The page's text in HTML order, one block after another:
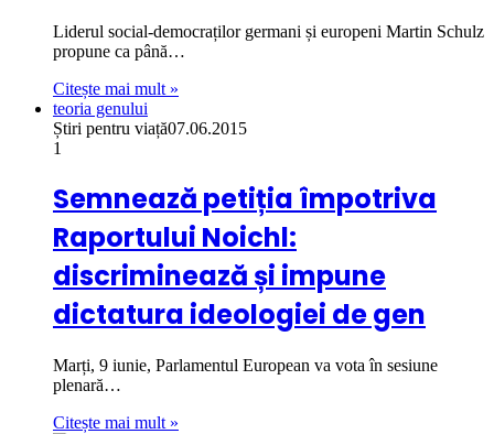
Liderul social-democraților germani și europeni Martin Schulz
propune ca până…
Citește mai mult »
teoria genului
Știri pentru viață07.06.2015
1
Semnează petiția împotriva
Raportului Noichl:
discriminează și impune
dictatura ideologiei de gen
Marți, 9 iunie, Parlamentul European va vota în sesiune
plenară…
Citește mai mult »